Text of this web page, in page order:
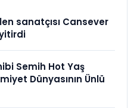
sanatçısı Cansever
Semih Hot Yaş
Dünyasının Ünlü